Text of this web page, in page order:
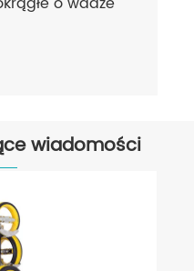
wiadomości